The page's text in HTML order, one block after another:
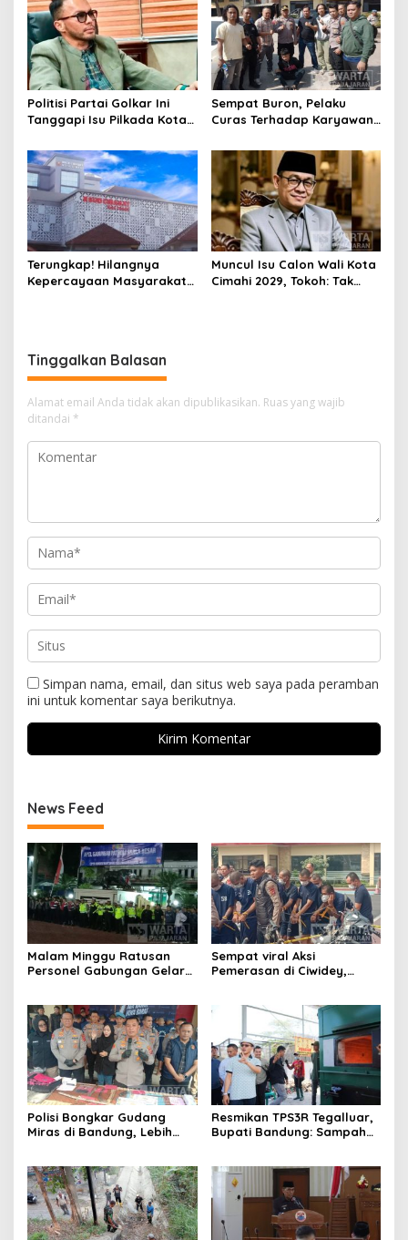
Politisi Partai Golkar Ini
Tanggapi Isu Pilkada Kota
Sempat Buron, Pelaku
Curas Terhadap Karyawan
Ditangkap Polisi
Terungkap! Hilangnya
Kepercayaan Masyarakat
Muncul Isu Calon Wali Kota
Cimahi 2029, Tokoh: Tak
Tinggalkan Balasan
Alamat email Anda tidak akan dipublikasikan. Ruas yang wajib
ditandai *
Simpan nama, email, dan situs web saya pada peramban
ini untuk komentar saya berikutnya.
News Feed
Malam Minggu Ratusan
Personel Gabungan Gelar
Sempat viral Aksi
Pemerasan di Ciwidey,
Polisi Bongkar Gudang
Miras di Bandung, Lebih
Resmikan TPS3R Tegalluar,
Bupati Bandung: Sampah